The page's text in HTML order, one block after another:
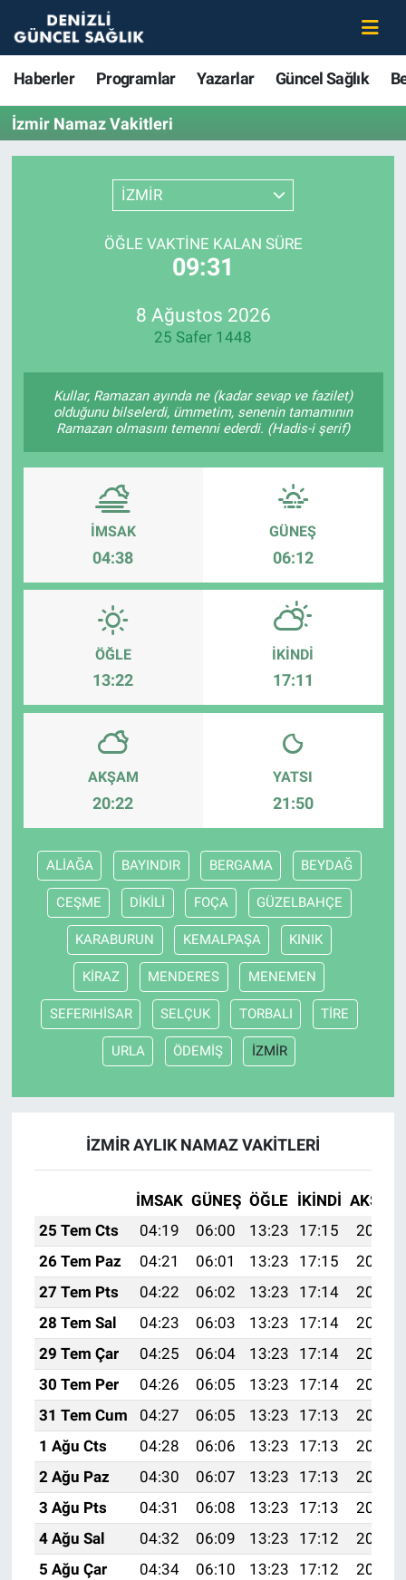
Haberler Programlar Yazarlar Güncel Sağlık
İzmir Namaz Vakitleri
İZMİR
ÖĞLE VAKTINE KALAN SÜRE
09:31
8 Ağustos 2026
25 Safer 1448
Kullar, Ramazan ayında ne (kadar sevap ve fazilet)
olduğunu bilselerdi, ümmetim, senenin tamamının
Ramazan olmasını temenni ederdi. (Hadis-i şerif)
İMSAK
04:38
GÜNEŞ
06:12
ÖĞLE
13:22
İKINDI
17:11
AKŞAM
20:22
YATSI
21:50
ALİAĞA BAYINDIR BERGAMA BEYDAĞ
CEŞME DİKİLİ FOÇA GÜZELBAHÇE
KARABURUN KEMALPAŞA KINIK
KİRAZ MENDERES MENEMEN
SEFERIHİSAR SELÇUK TORBALI TİRE
URLA ÖDEMİŞ İZMİR
İZMİR AYLIK NAMAZ VAKITLERI
İMSAK GÜNEŞ ÖĞLE İKINDI AKŞAM
25 Tem Cts
04:19 06:00 13:23 17:15
20:36
26 Tem Paz
04:21 06:01 13:23 17:15
20:35
27 Tem Pts
04:22 06:02 13:23 17:14
20:34
28 Tem Sal
04:23 06:03 13:23 17:14
20:33
29 Tem Çar
04:25 06:04 13:23 17:14
20:32
30 Tem Per
04:26 06:05 13:23 17:14
20:31
31 Tem Cum
04:27 06:05 13:23 17:13
20:30
1 Ağu Cts
04:28 06:06 13:23 17:13
20:29
2 Ağu Paz
04:30 06:07 13:23 17:13
20:28
3 Ağu Pts
04:31 06:08 13:23 17:13
20:27
4 Ağu Sal
04:32 06:09 13:23 17:12
20:26
5 Ağu Çar
04:34 06:10 13:23 17:12
20:25
Haberler
Programlar
Yazarlar
Güncel Sağlık
Beslenme
Estetik ve Güzellik
Merkezefendi Nöbetçi Eczaneler
Merkezefendi Hava Durumu
Merkezefendi Trafik Yoğunluk Haritası
Süper Lig Puan Durumu ve Fikstür
Tüm Manşetler